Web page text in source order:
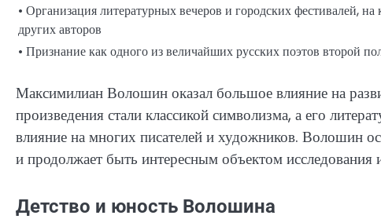
• Организация литературных вечеров и городских фестивалей,
других авторов
• Признание как одного из величайших русских поэтов второй
Максимилиан Волошин оказал большое влияние на
произведения стали классикой символизма, а его
влияние на многих писателей и художников. Волошин
и продолжает быть интересным объектом
Детство и юность Волошина